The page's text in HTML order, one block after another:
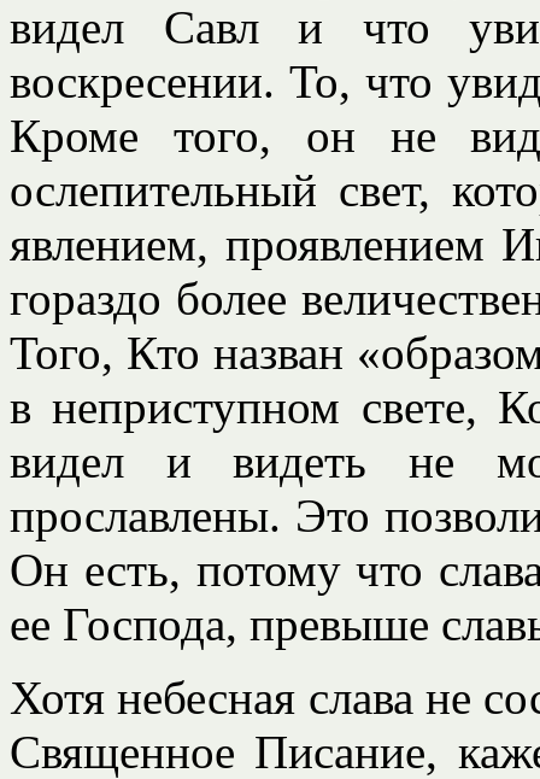
видел Савл и что
воскресении. То, что
Кроме того, он не
ослепительный свет,
явлением, проявлением
гораздо более
Того, Кто назван
в неприступном свете,
видел и видеть не
прославлены. Это
Он есть, потому что
ее Господа, превыше
Хотя небесная слава не
Священное Писание,